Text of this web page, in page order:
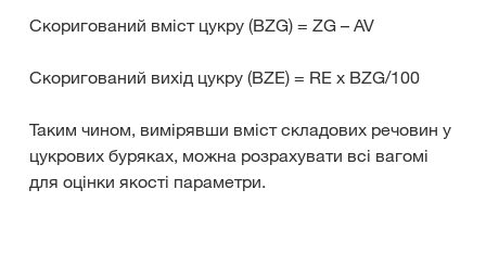
Скоригований вміст цукру (BZG) = ZG – AV
Скоригований вихід цукру (BZE) = RE х BZG/100
Таким чином, вимірявши вміст складових речовин у
цукрових буряках, можна розрахувати всі вагомі
для оцінки якості параметри.